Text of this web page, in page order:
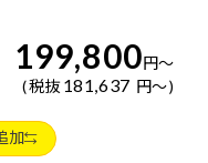
199,800円～
税抜 181,637 円～
加